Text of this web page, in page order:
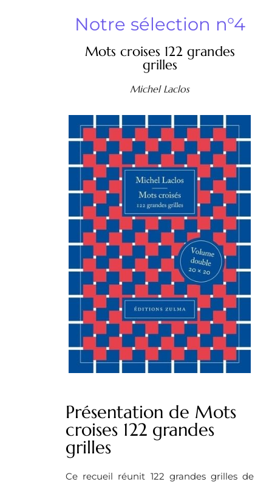
Notre sélection n°4
Mots croises 122 grandes
grilles
Michel Laclos
Présentation de Mots
croises 122 grandes
grilles
Ce recueil réunit 122 grandes grilles de